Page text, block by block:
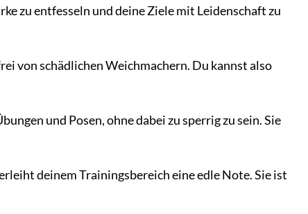
zu entfesseln und deine Ziele mit Leidenschaft zu
von schädlichen Weichmachern. Du kannst also
und Posen, ohne dabei zu sperrig zu sein. Sie
deinem Trainingsbereich eine edle Note. Sie ist